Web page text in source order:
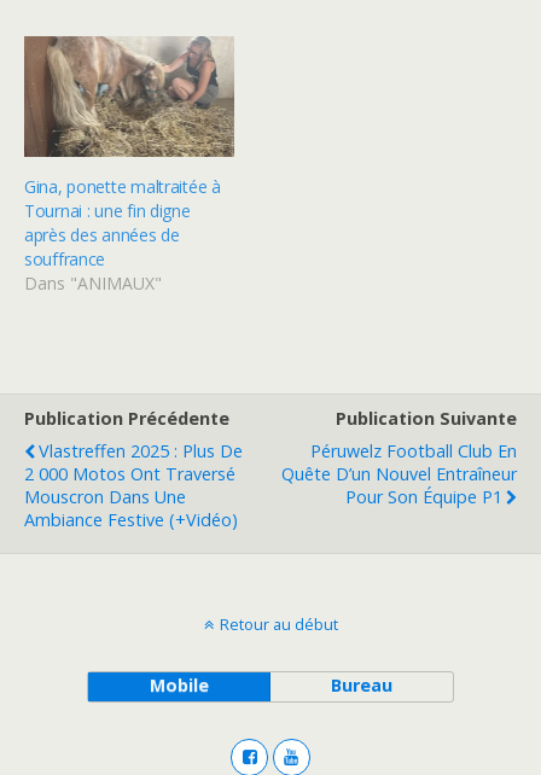
Gina, ponette maltraitée à
Tournai : une fin digne
après des années de
souffrance
Dans "ANIMAUX"
Publication Précédente
Vlastreffen 2025 : Plus De
2 000 Motos Ont Traversé
Mouscron Dans Une
Ambiance Festive (+vidéo)
Publication Suivante
Péruwelz Football Club En
Quête D’un Nouvel Entraîneur
Pour Son Équipe P1
Retour au début
Mobile Bureau